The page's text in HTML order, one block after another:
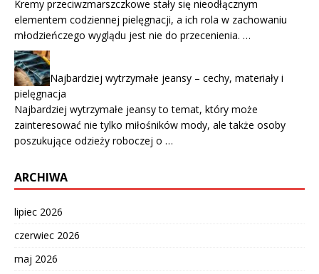
Kremy przeciwzmarszczkowe stały się nieodłącznym
elementem codziennej pielęgnacji, a ich rola w zachowaniu
młodzieńczego wyglądu jest nie do przecenienia. …
Najbardziej wytrzymałe jeansy – cechy, materiały i
pielęgnacja
Najbardziej wytrzymałe jeansy to temat, który może
zainteresować nie tylko miłośników mody, ale także osoby
poszukujące odzieży roboczej o …
ARCHIWA
lipiec 2026
czerwiec 2026
maj 2026